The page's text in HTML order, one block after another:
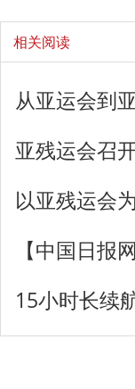
相关阅读
从亚运会到
亚残运会召
以亚残运会
【中国日报
15小时长续